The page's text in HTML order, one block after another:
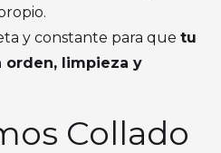
y constante para quetu
orden, limpieza y
Collado